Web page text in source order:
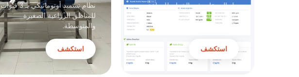
حل الجرعات في الخزان للزراعة
العمودية وأنظمة الزراعة المائية
صغيرة النطاق.
استكشف
نظام تسميد أوتوماتيكي بـ 3 قنوات
للمناطق الزراعية الصغيرة
والمتوسطة.
استكشف